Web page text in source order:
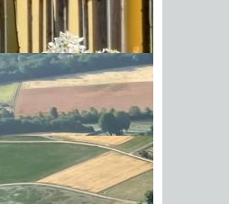
Morgen im
Geburtsname und
des Kindes
Uhrzeit der Geburt
der Eltern
werden
nicht